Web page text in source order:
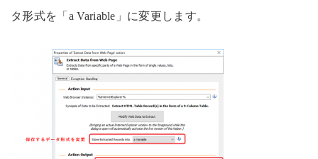
タ形式を「a Variable」に変更します。